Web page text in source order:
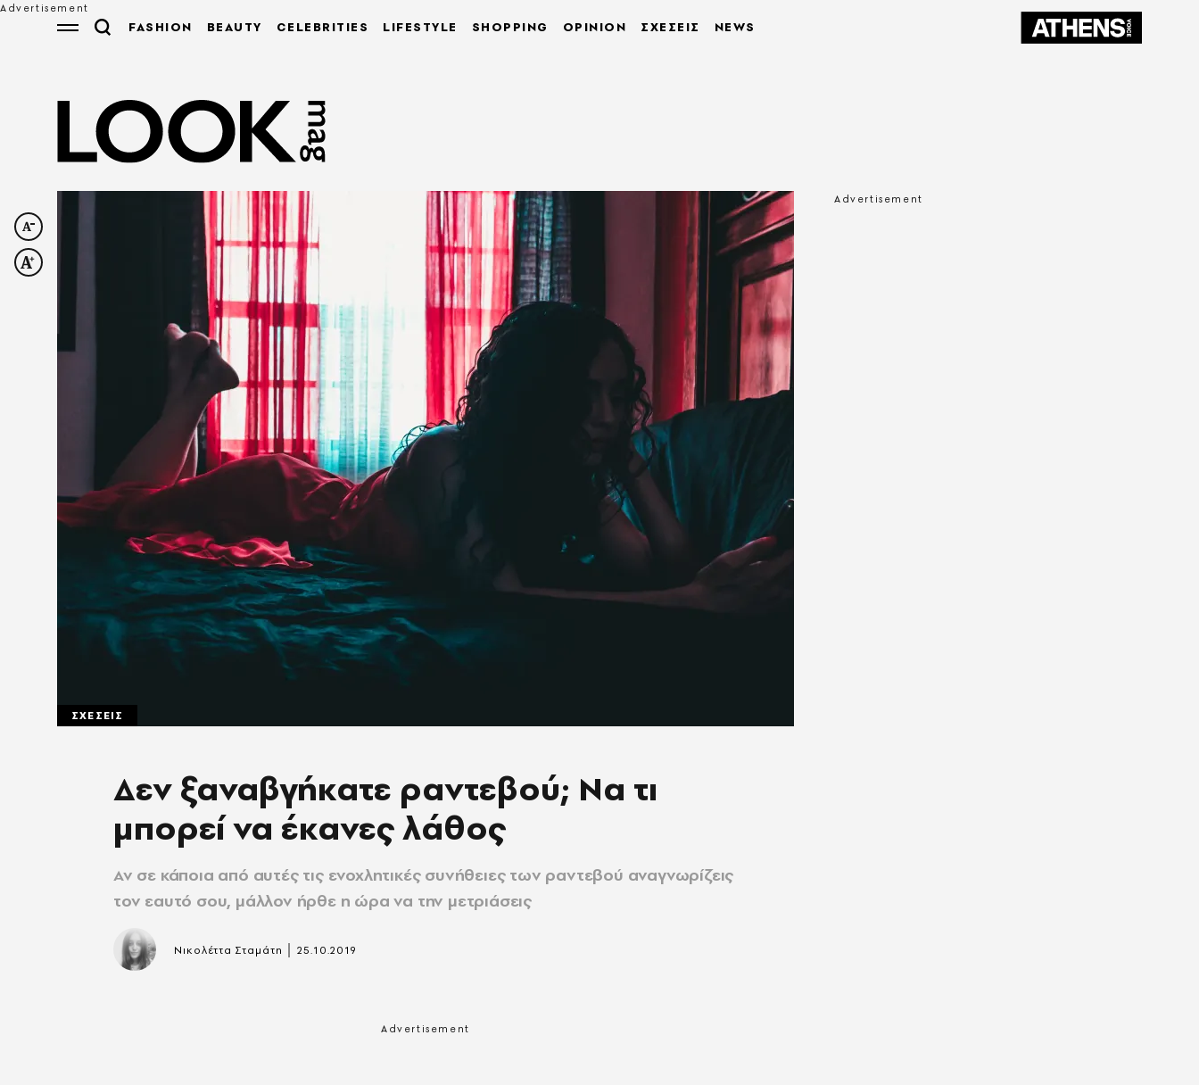
FASHION BEAUTY CELEBRITIES LIFESTYLE SHOPPING OPINION ΣΧΕΣΕΙΣ NEWS
ΣΧΕΣΕΙΣ
Δεν ξαναβγήκατε ραντεβού; Να τι
μπορεί να έκανες λάθος
Αν σε κάποια από αυτές τις ενοχλητικές συνήθειες των ραντεβού αναγνωρίζεις
τον εαυτό σου, μάλλον ήρθε η ώρα να την μετριάσεις
Νικολέττα Σταμάτη |25.10.2019